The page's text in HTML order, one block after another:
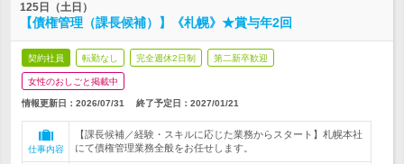
125日（土日）
【債権管理（課長候補）】《札幌》★賞与年2回
契約社員 転勤なし 完全週休2日制 第二新卒歓迎
女性のおしごと掲載中
情報更新日：2026/07/31 終了予定日： 2027/01/21
仕事内容
【課長候補／経験・スキルに応じた業務からスタート】札幌本社
にて債権管理業務全般をお任せします。